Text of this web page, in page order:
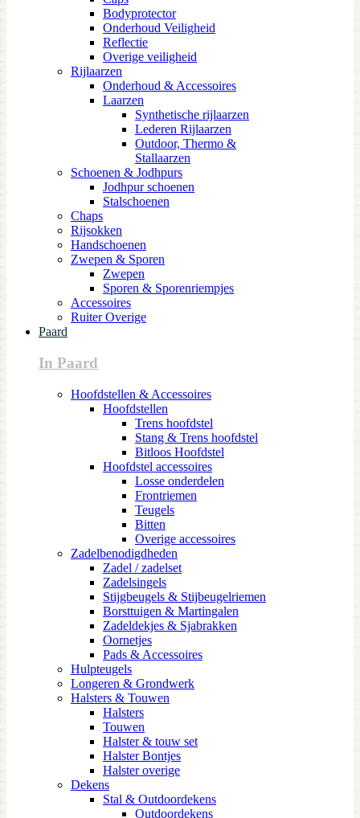
Bodyprotector
Onderhoud Veiligheid
Reflectie
Overige veiligheid
Rijlaarzen
Onderhoud & Accessoires
Laarzen
Synthetische rijlaarzen
Lederen Rijlaarzen
Outdoor, Thermo &
Stallaarzen
Schoenen & Jodhpurs
Jodhpur schoenen
Stalschoenen
Chaps
Rijsokken
Handschoenen
Zwepen & Sporen
Zwepen
Sporen & Sporenriempjes
Accessoires
Ruiter Overige
Paard
In Paard
Hoofdstellen & Accessoires
Hoofdstellen
Trens hoofdstel
Stang & Trens hoofdstel
Bitloos Hoofdstel
Hoofdstel accessoires
Losse onderdelen
Frontriemen
Teugels
Bitten
Overige accessoires
Zadelbenodigdheden
Zadel / zadelset
Zadelsingels
Stijgbeugels & Stijbeugelriemen
Borsttuigen & Martingalen
Zadeldekjes & Sjabrakken
Oornetjes
Pads & Accessoires
Hulpteugels
Longeren & Grondwerk
Halsters & Touwen
Halsters
Touwen
Halster & touw set
Halster Bontjes
Halster overige
Dekens
Stal & Outdoordekens
Outdoordekens